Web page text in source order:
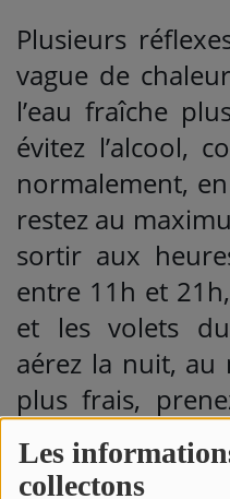
Les
collectons
Plusieurs
vague de
l’eau fraîche
évitez l’alcool,
normalement,
restez au
sortir aux
entre 11h et
et les volets
aérez la nuit,
plus frais,
vos proches,
personnes âgées